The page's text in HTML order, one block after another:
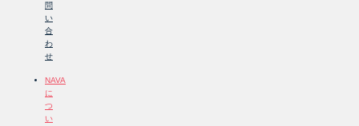
問
い
合
わ
せ
NAVA
に
つ
い